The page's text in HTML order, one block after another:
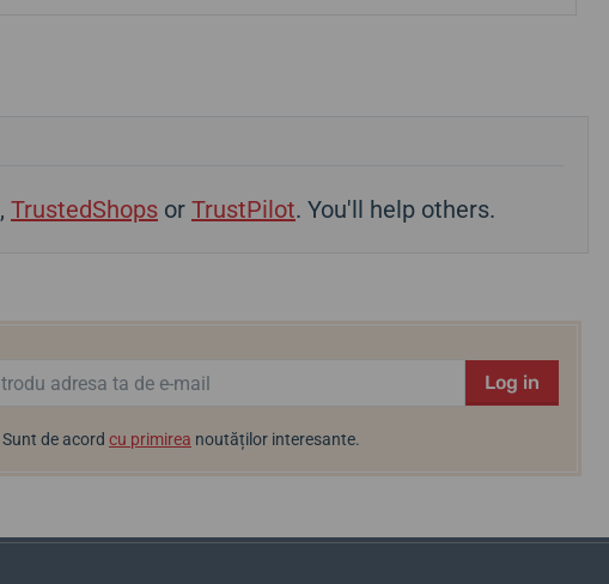
, TrustedShops or TrustPilot. You'll help others.
Log in
Sunt de acord cu primirea noutăților interesante.